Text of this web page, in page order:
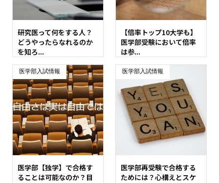
研究医って何をする人？
どうやったらなれるのか
を知ろ...
【倍率トップ10大学も】
医学部受験において倍率
は参...
医学部入試情報
医学部【独学】で合格す
ることは可能なのか？目
医学部入試情報
医学部再受験で合格する
ためには？心構えとスケ